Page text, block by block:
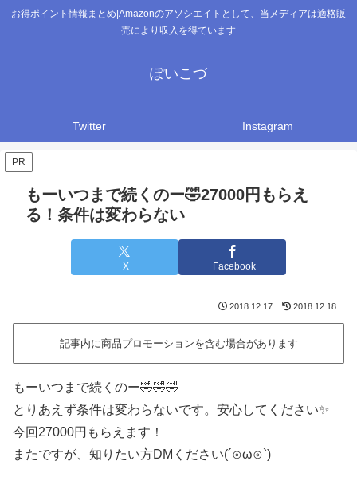
お得ポイント情報まとめ|Amazonのアソシエイトとして、当メディアは適格販
売により収入を得ています
ぽいこづ
Twitter Instagram
PR
もーいつまで続くのー🤣27000円もらえ
る！条件は変わらない
X Facebook
2018.12.17 2018.12.18
記事内に商品プロモーションを含む場合があります
もーいつまで続くのー🤣🤣🤣
とりあえず条件は変わらないです。安心してください✨
今回27000円もらえます！
またですが、知りたい方DMください(´⊙ω⊙`)